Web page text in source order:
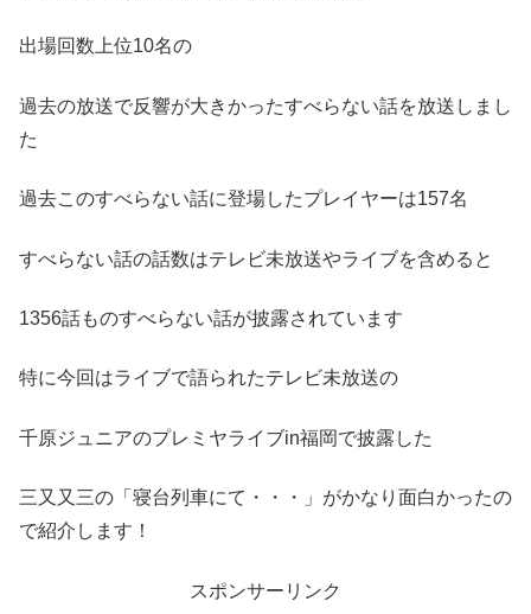
出場回数上位10名の
過去の放送で反響が大きかったすべらない話を放送しまし
た
過去このすべらない話に登場したプレイヤーは157名
すべらない話の話数はテレビ未放送やライブを含めると
1356話ものすべらない話が披露されています
特に今回はライブで語られたテレビ未放送の
千原ジュニアのプレミヤライブin福岡で披露した
三又又三の「寝台列車にて・・・」がかなり面白かったの
で紹介します！
スポンサーリンク